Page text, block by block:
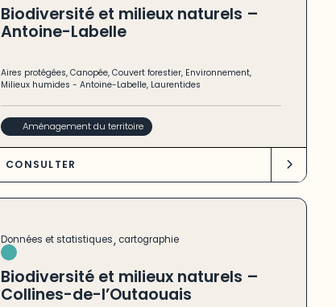
Biodiversité et milieux naturels –
Antoine-Labelle
Aires protégées,Canopée,Couvert forestier, Environnement,
Milieux humides -Antoine-Labelle, Laurentides
Aménagement du territoire
CONSULTER
Données et statistiques, cartographie
Biodiversité et milieux naturels –
Collines-de-l’Outaouais